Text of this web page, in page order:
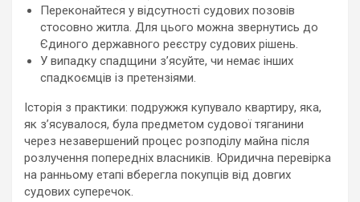
Переконайтеся у відсутності судових позовів
стосовно житла. Для цього можна звернутись до
Єдиного державного реєстру судових рішень.
У випадку спадщини з’ясуйте, чи немає інших
спадкоємців із претензіями.
Історія з практики: подружжя купувало квартиру, яка,
як з’ясувалося, була предметом судової тяганини
через незавершений процес розподілу майна після
розлучення попередніх власників. Юридична перевірка
на ранньому етапі вберегла покупців від довгих
судових суперечок.